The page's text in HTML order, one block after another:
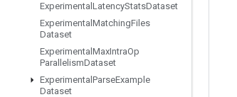
Experimental LatencyStatsDataset
Experimental MatchingFiles
Dataset
Experimental MaxIntraOp
ParallelismDataset
Experimental ParseExample
Dataset